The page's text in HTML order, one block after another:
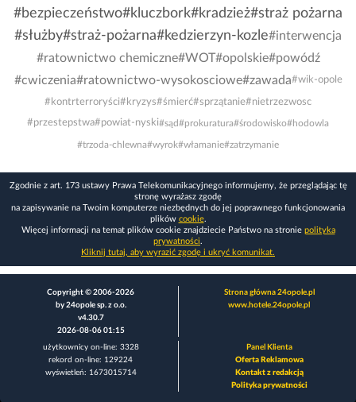
#bezpieczeństwo#kluczbork#kradzież#straż pożarna
#służby#straż-pożarna#kedzierzyn-kozle#interwencja
#ratownictwo chemiczne#WOT#opolskie#powódź
#cwiczenia#ratownictwo-wysokosciowe#zawada#wik-opole
#kontrterroryści#kryzys#śmierć#sprzątanie#nietrzezwosc
#przestepstwa#powiat-nyski#sąd#prokuratura#środowisko#hodowla
#trzoda-chlewna#wyrok#włamanie#zatrzymanie
Zgodnie z art. 173 ustawy Prawa Telekomunikacyjnego informujemy, że przeglądając tę
stronę wyrażasz zgodę
na zapisywanie na Twoim komputerze niezbędnych do jej poprawnego funkcjonowania
plików cookie.
Więcej informacji na temat plików cookie znajdziecie Państwo na stronie polityka
prywatności.
Kliknij tutaj, aby wyrazić zgodę i ukryć komunikat.
Copyright © 2006-2026
by 24opole sp. z o.o.
v4.30.7
2026-08-06 01:15
Strona główna 24opole.pl
www.hotele.24opole.pl
użytkownicy on-line: 3328
rekord on-line: 129224
wyświetleń: 1673015714
Panel Klienta
Oferta Reklamowa
Kontakt z redakcją
Polityka prywatności